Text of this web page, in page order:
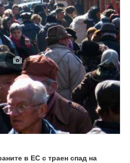
в ЕС с траен спад на